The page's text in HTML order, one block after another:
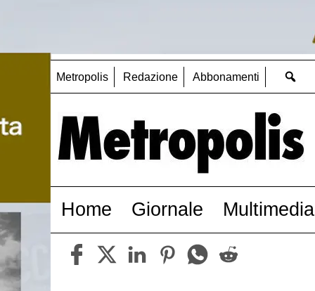
Metropolis Redazione Abbonamenti
Home Giornale Multimedia